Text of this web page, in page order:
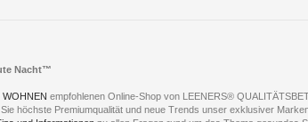
Nacht™
empfohlenen Online-Shop von LEENERS®
Sie höchste Premiumqualität und neue Trends unser exklusiver